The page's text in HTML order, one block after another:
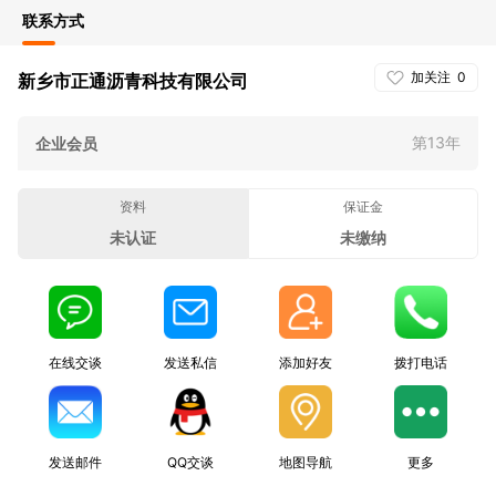
联系方式
加关注 0
新乡市正通沥青科技有限公司
企业会员 第13年
资料
未认证
保证金
未缴纳
在线交谈 发送私信 添加好友 拨打电话
发送邮件 QQ交谈 地图导航 更多